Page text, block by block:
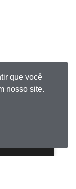
que você
nosso site.